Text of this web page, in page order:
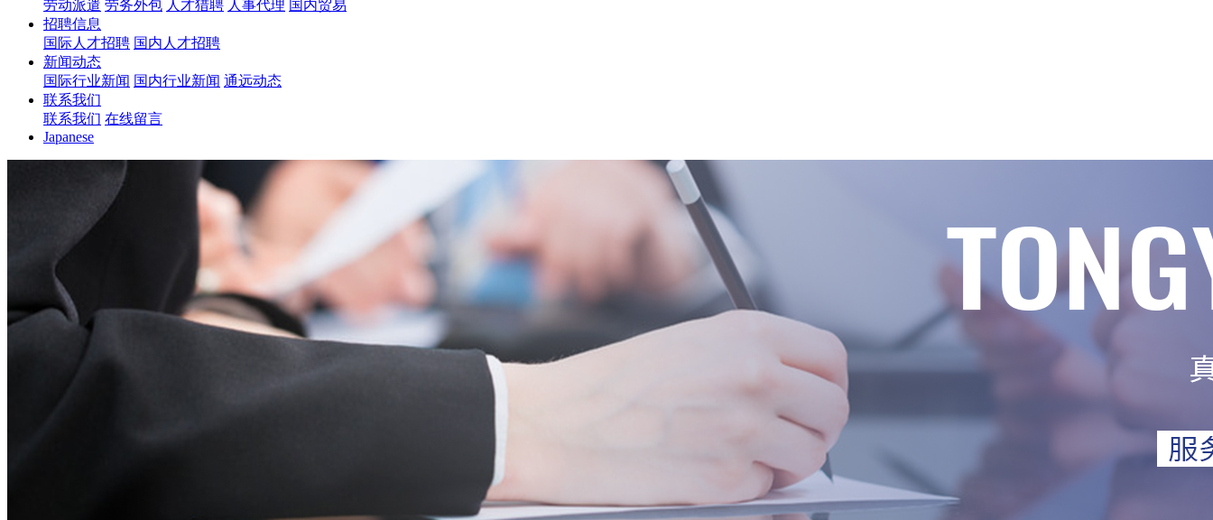
劳动派遣 劳务外包 人才猎聘 人事代理 国内贸易
招聘信息
国际人才招聘 国内人才招聘
新闻动态
国际行业新闻 国内行业新闻 通远动态
联系我们
联系我们 在线留言
Japanese